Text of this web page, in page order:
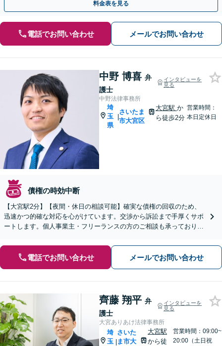
料金表を見る
電話でお問い合わせ メールでお問い合わせ
中野 博喜 弁
護士
インタビューを
見る
中野法律事務所
埼
玉
県
|
さいたま
市大宮区
大宮駅 か
ら徒歩2分
営業時間：
本日定休日
債権の時効中断
【大宮駅2分】【夜間・休日の相談可能】確実な債権の回収のため、
迅速かつ的確な対応を心がけています。交渉から訴訟まで手厚くサポ
ートします。個人事業主・フリーランスの方のご相談も承っておりま
電話でお問い合わせ メールでお問い合わせ
齊藤 翔平 弁
護士
インタビューを
見る
大宮ありあけ法律事務所
埼
玉 |
さいた
ま市大
大宮駅
から徒
営業時間：09:00~
20:00（土日祝